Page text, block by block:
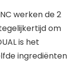
werken de 2
om
is het
ingrediënten